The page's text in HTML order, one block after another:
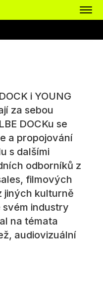
i YOUNG
za sebou
DOCKu se
a propojování
s dalšími
odborníků z
filmových
jiných kulturně
svém industry
na témata
audiovizuální